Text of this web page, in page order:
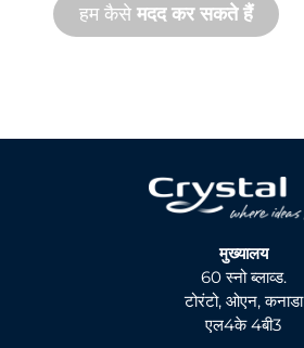
हम कैसेमदद कर सकते हैं
मुख्यालय
60 स्नो ब्लाव्ड.
टोरंटो, ओएन, कनाडा
एल4के 4बी3